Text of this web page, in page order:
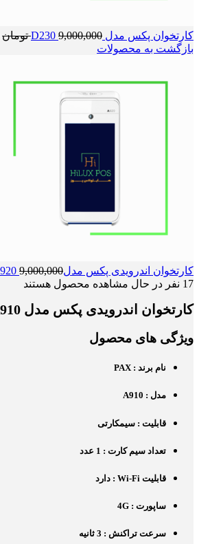
کارتخوان پکس مدل D230 9,000,000 تومان
بازگشت به محصولات
کارتخوان اندرویدی پکس مدلA9209,000,000
17 نفر در حال مشاهده محصول هستند
کارتخوان اندرویدی پکس مدل A910
ویژگی های محصول
نام برند : PAX
مدل : A910
قابلیت : سیمکارتی
تعداد سیم کارت : 1 عدد
قابلیت Wi-Fi : دارد
ساپورت : 4G
سرعت تراکنش : 3 ثانیه